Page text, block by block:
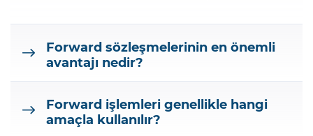
Forward sözleşmelerinin en önemli
avantajı nedir?
Forward işlemleri genellikle hangi
amaçla kullanılır?